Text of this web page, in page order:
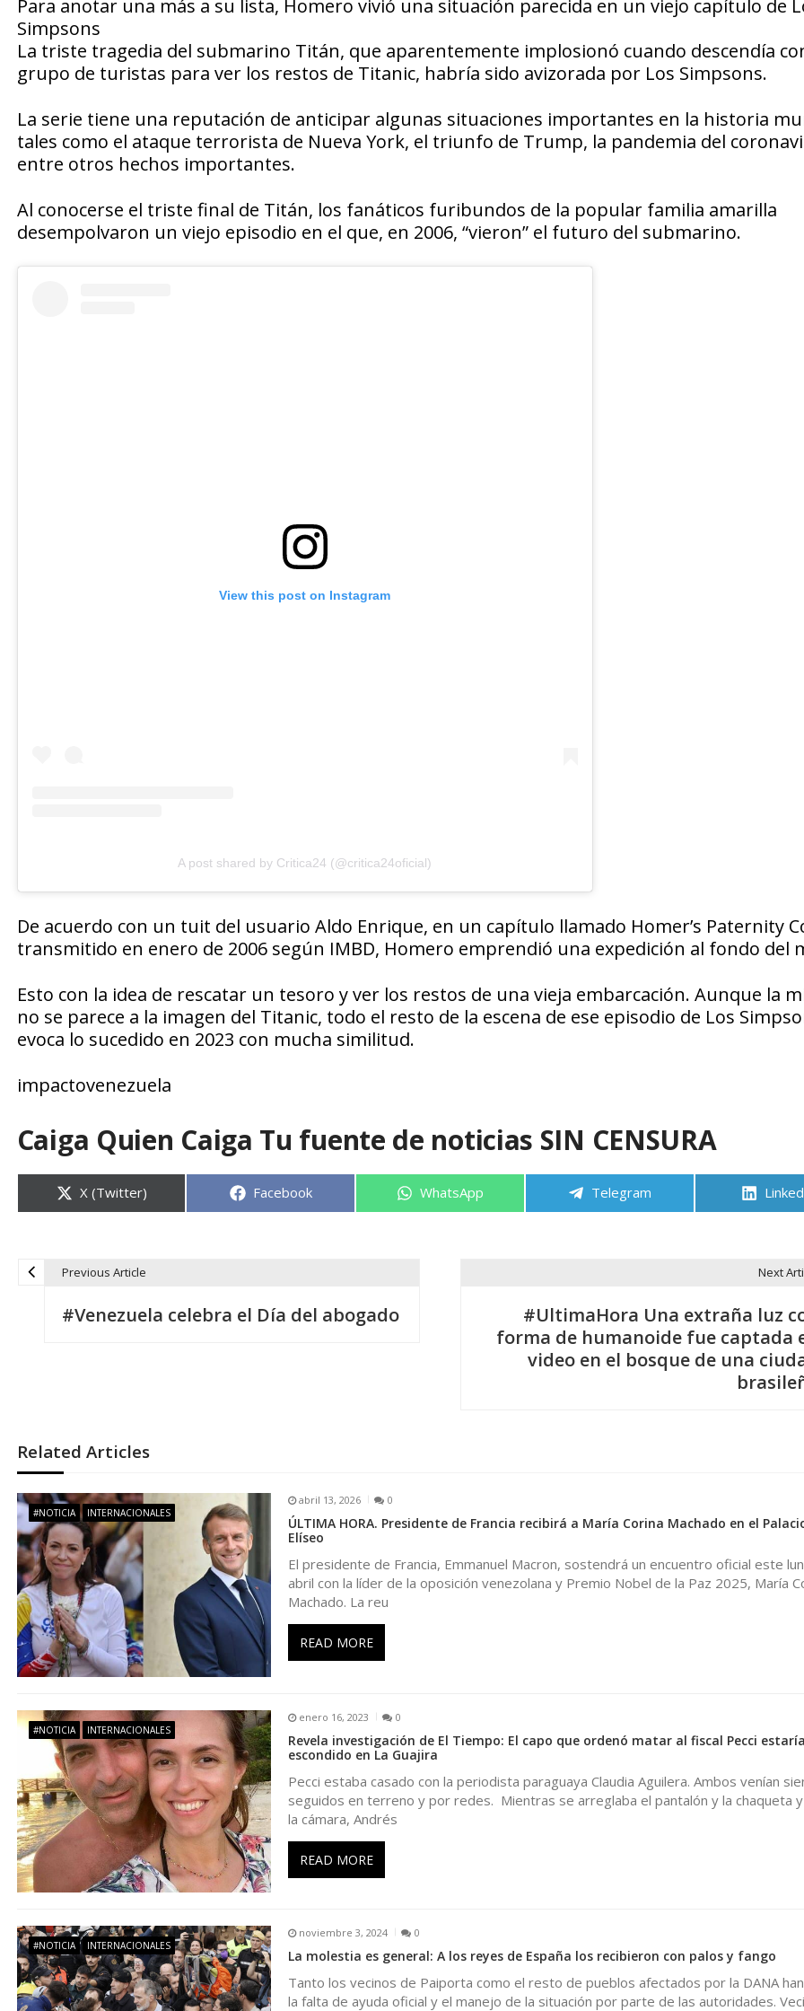
Para anotar una más a su lista, Homero vivió una situación parecida en un viejo capítulo de
Simpsons
La triste tragedia del submarino Titán, que aparentemente implosionó cuando descendía
grupo de turistas para ver los restos de Titanic, habría sido avizorada por Los Simpsons.
La serie tiene una reputación de anticipar algunas situaciones importantes en la historia
tales como el ataque terrorista de Nueva York, el triunfo de Trump, la pandemia del
entre otros hechos importantes.
Al conocerse el triste final de Titán, los fanáticos furibundos de la popular familia amarilla
desempolvaron un viejo episodio en el que, en 2006, “vieron” el futuro del submarino.
View this post on Instagram
A post shared by Critica24 (@critica24oficial)
De acuerdo con un tuit del usuario Aldo Enrique, en un capítulo llamado Homer’s Paternity
transmitido en enero de 2006 según IMBD, Homero emprendió una expedición al fondo del
Esto con la idea de rescatar un tesoro y ver los restos de una vieja embarcación. Aunque la
no se parece a la imagen del Titanic, todo el resto de la escena de ese episodio de Los
evoca lo sucedido en 2023 con mucha similitud.
impactovenezuela
Caiga Quien Caiga Tu fuente de noticias SIN CENSURA
Compartir
en
X (Twitter) Compartir
Facebook Compartir
WhatsApp Compartir
Telegram
g
a
c
i
ó
n
d
e
e
n
t
r
Previous Article
#Venezuela celebra el Día del abogado
Next
#UltimaHora Una extraña luz
forma de humanoide fue captada
video en el bosque de una
Related Articles
#NOTICIA INTERNACIONALES
abril 13, 2026 0
ÚLTIMA HORA. Presidente de Francia recibirá a María Corina Machado en el
Elíseo
El presidente de Francia, Emmanuel Macron, sostendrá un encuentro oficial este
abril con la líder de la oposición venezolana y Premio Nobel de la Paz 2025, María
Machado. La reu
READ MORE
#NOTICIA INTERNACIONALES
enero 16, 2023 0
Revela investigación de El Tiempo: El capo que ordenó matar al fiscal Pecci estaría
escondido en La Guajira
Pecci estaba casado con la periodista paraguaya Claudia Aguilera. Ambos venían
seguidos en terreno y por redes. Mientras se arreglaba el pantalón y la chaqueta
la cámara, Andrés
READ MORE
#NOTICIA INTERNACIONALES
noviembre 3, 2024 0
La molestia es general: A los reyes de España los recibieron con palos y fango
Tanto los vecinos de Paiporta como el resto de pueblos afectados por la DANA
la falta de ayuda oficial y el manejo de la situación por parte de las autoridades.